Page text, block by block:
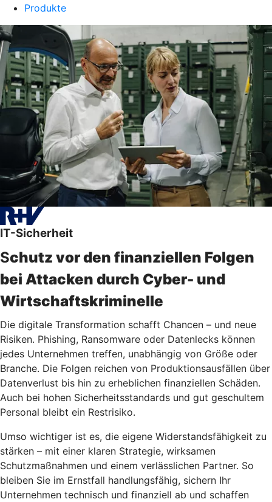
Produkte
IT-Sicherheit
Schutz vor den finanziellen Folgen
bei Attacken durch Cyber- und
Wirtschaftskriminelle
Die digitale Transformation schafft Chancen – und neue
Risiken. Phishing, Ransomware oder Datenlecks können
jedes Unternehmen treffen, unabhängig von Größe oder
Branche. Die Folgen reichen von Produktionsausfällen über
Datenverlust bis hin zu erheblichen finanziellen Schäden.
Auch bei hohen Sicherheitsstandards und gut geschultem
Personal bleibt ein Restrisiko.
Umso wichtiger ist es, die eigene Widerstandsfähigkeit zu
stärken – mit einer klaren Strategie, wirksamen
Schutzmaßnahmen und einem verlässlichen Partner. So
bleiben Sie im Ernstfall handlungsfähig, sichern Ihr
Unternehmen technisch und finanziell ab und schaffen